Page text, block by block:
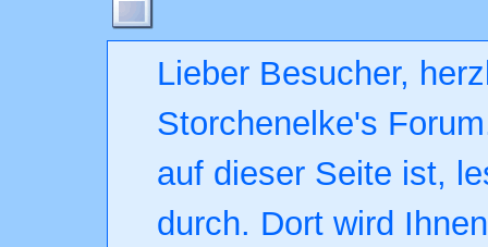
Lieber Besucher,
Storchenelke's
auf dieser Seite ist,
durch. Dort wird